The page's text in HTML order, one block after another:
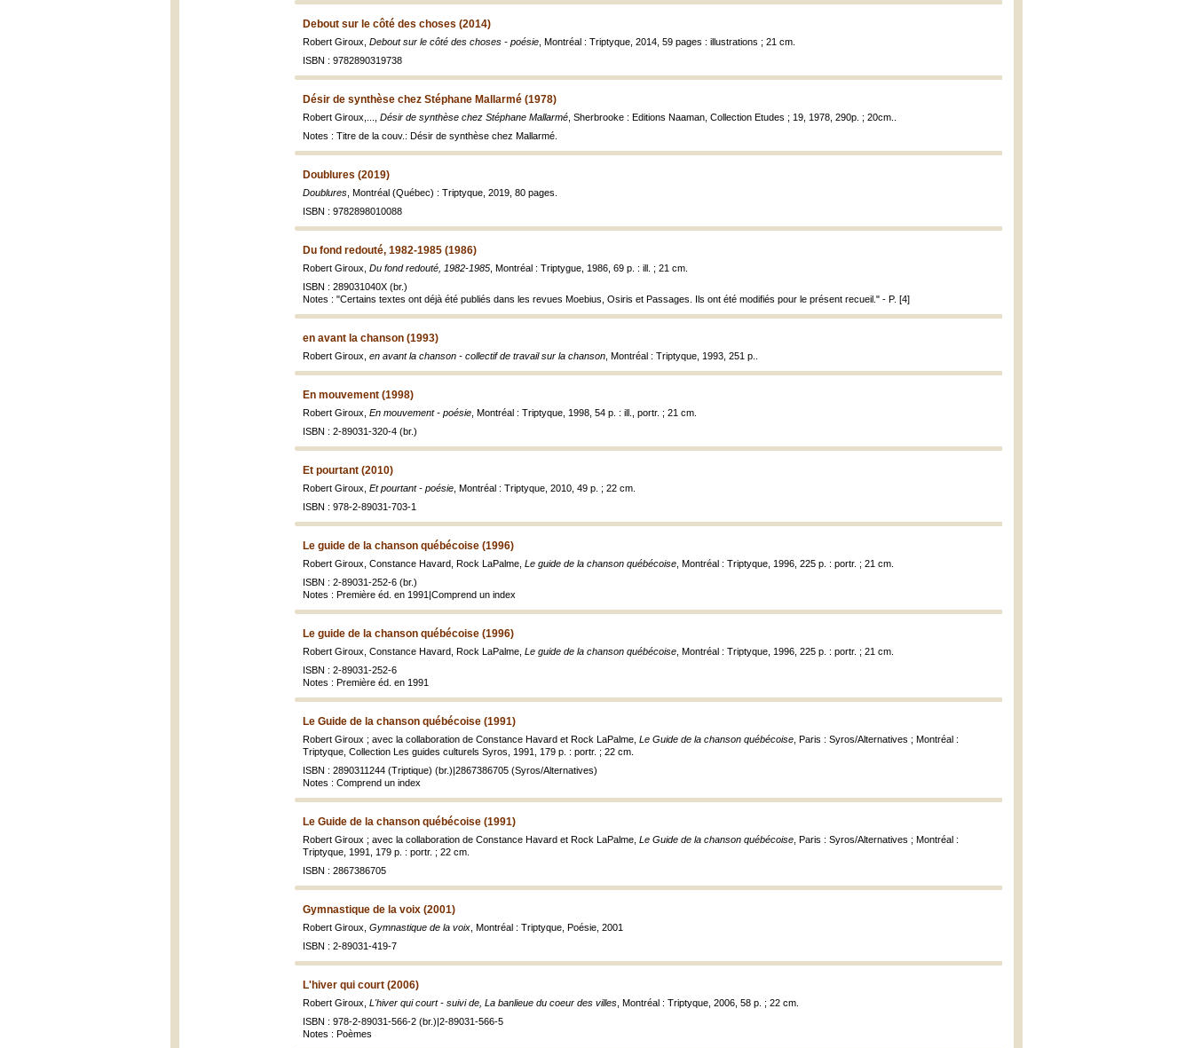
Debout sur le côté des choses (2014)
Robert Giroux, Debout sur le côté des choses - poésie , Montréal : Triptyque, 2014, 59 pages : illustrations ; 21 cm.
ISBN : 9782890319738
Désir de synthèse chez Stéphane Mallarmé (1978)
Robert Giroux,..., Désir de synthèse chez Stéphane Mallarmé , Sherbrooke : Editions Naaman, Collection Etudes ; 19, 1978, 290p. ; 20cm..
Notes : Titre de la couv.: Désir de synthèse chez Mallarmé.
Doublures (2019)
Doublures , Montréal (Québec) : Triptyque, 2019, 80 pages.
ISBN : 9782898010088
Du fond redouté, 1982-1985 (1986)
Robert Giroux, Du fond redouté, 1982-1985 , Montréal : Triptygue, 1986, 69 p. : ill. ; 21 cm.
ISBN : 289031040X (br.)
Notes : "Certains textes ont déjà été publiés dans les revues Moebius, Osiris et Passages. Ils ont été modifiés pour le présent recueil." - P. [4]
en avant la chanson (1993)
Robert Giroux, en avant la chanson - collectif de travail sur la chanson , Montréal : Triptyque, 1993, 251 p..
En mouvement (1998)
Robert Giroux, En mouvement - poésie , Montréal : Triptyque, 1998, 54 p. : ill., portr. ; 21 cm.
ISBN : 2-89031-320-4 (br.)
Et pourtant (2010)
Robert Giroux, Et pourtant - poésie , Montréal : Triptyque, 2010, 49 p. ; 22 cm.
ISBN : 978-2-89031-703-1
Le guide de la chanson québécoise (1996)
Robert Giroux, Constance Havard, Rock LaPalme, Le guide de la chanson québécoise , Montréal : Triptyque, 1996, 225 p. : portr. ; 21 cm.
ISBN : 2-89031-252-6 (br.)
Notes : Première éd. en 1991|Comprend un index
Le guide de la chanson québécoise (1996)
Robert Giroux, Constance Havard, Rock LaPalme, Le guide de la chanson québécoise , Montréal : Triptyque, 1996, 225 p. : portr. ; 21 cm.
ISBN : 2-89031-252-6
Notes : Première éd. en 1991
Le Guide de la chanson québécoise (1991)
Robert Giroux ; avec la collaboration de Constance Havard et Rock LaPalme, Le Guide de la chanson québécoise , Paris : Syros/Alternatives ; Montréal :
Triptyque, Collection Les guides culturels Syros, 1991, 179 p. : portr. ; 22 cm.
ISBN : 2890311244 (Triptique) (br.)|2867386705 (Syros/Alternatives)
Notes : Comprend un index
Le Guide de la chanson québécoise (1991)
Robert Giroux ; avec la collaboration de Constance Havard et Rock LaPalme, Le Guide de la chanson québécoise , Paris : Syros/Alternatives ; Montréal :
Triptyque, 1991, 179 p. : portr. ; 22 cm.
ISBN : 2867386705
Gymnastique de la voix (2001)
Robert Giroux, Gymnastique de la voix , Montréal : Triptyque, Poésie, 2001
ISBN : 2-89031-419-7
L'hiver qui court (2006)
Robert Giroux, L'hiver qui court - suivi de, La banlieue du coeur des villes , Montréal : Triptyque, 2006, 58 p. ; 22 cm.
ISBN : 978-2-89031-566-2 (br.)|2-89031-566-5
Notes : Poèmes